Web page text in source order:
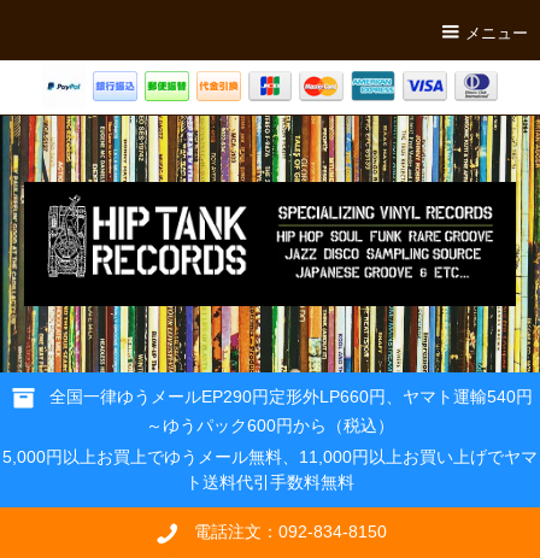
メニュー
全国一律ゆうメールEP290円定形外LP660円、ヤマト運輸540円
～ゆうパック600円から（税込）
5,000円以上お買上でゆうメール無料、11,000円以上お買い上げでヤマ
ト送料代引手数料無料
電話注文：092-834-8150